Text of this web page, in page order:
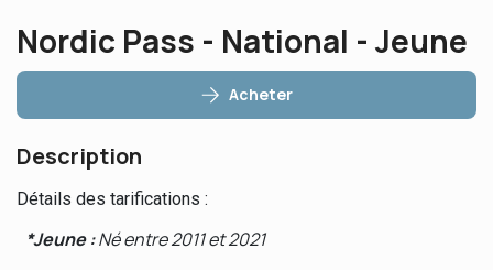
Nordic Pass - National - Jeune
Acheter
Description
Détails des tarifications :
*Jeune :Né entre 2011 et 2021